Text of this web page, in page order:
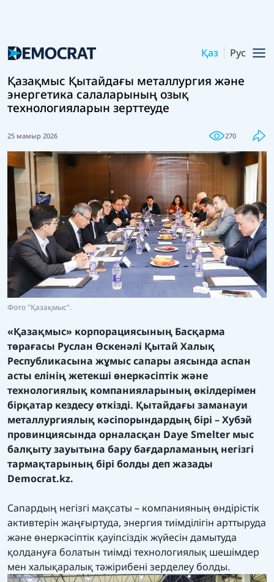
Қаз Рус
Қазақмыс Қытайдағы металлургия және
энергетика салаларының озық
технологияларын зерттеуде
25 мамыр 2026 270
Фото "Қазақмыс".
«Қазақмыс» корпорациясының Басқарма
төрағасы Руслан Өскенәлі Қытай Халық
Республикасына жұмыс сапары аясында аспан
асты елінің жетекші өнеркәсіптік және
технологиялық компанияларының өкілдерімен
бірқатар кездесу өткізді. Қытайдағы заманауи
металлургиялық кәсіпорындардың бірі – Хубэй
провинциясында орналасқан Daye Smelter мыс
балқыту зауытына бару бағдарламаның негізгі
тармақтарының бірі болды деп жазады
Democrat.kz.
Сапардың негізгі мақсаты – компанияның өндірістік
активтерін жаңғыртуда, энергия тиімділігін арттыруда
және өнеркәсіптік қауіпсіздік жүйесін дамытуда
қолдануға болатын тиімді технологиялық шешімдер
мен халықаралық тәжірибені зерделеу болды.